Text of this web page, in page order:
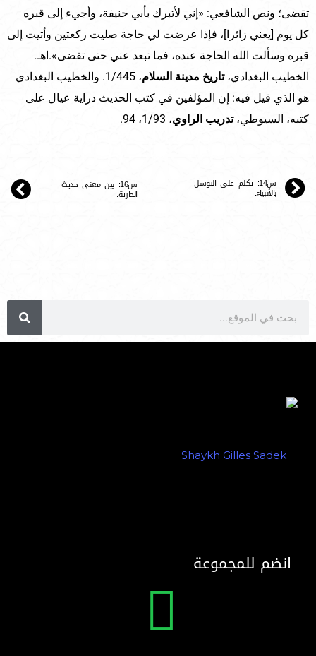
تقضى؛ ونص الشافعي: «إني لأتبرك بأبي حنيفة، وأجيء إلى قبره
كل يوم [يعني زائرا]، فإذا عرضت لي حاجة صليت ركعتين وأتيت إلى
قبره وسألت الله الحاجة عنده، فما تبعد عني حتى تقضى».اهـ.
الخطيب البغدادي،تاريخ مدينة السلام
، 1/445. والخطيب البغدادي
هو الذي قيل فيه: إن المؤلفين في كتب الحديث دراية عيال على
كتبه، السيوطي،تدريب الراوي، 1/93، 94.
س14: تكلم على التوسل
بالأنبياء.
س16: بين معنى حديث
الجارية.
انضم للمجموعة